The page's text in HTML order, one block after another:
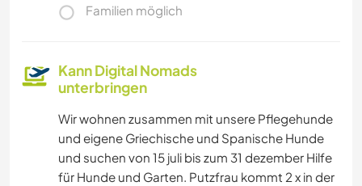
Familien möglich
Kann Digital Nomads
unterbringen
Wir wohnen zusammen mit unsere Pflegehunde
und eigene Griechische und Spanische Hunde
und suchen von 15 juli bis zum 31 dezember Hilfe
für Hunde und Garten. Putzfrau kommt 2 x in der